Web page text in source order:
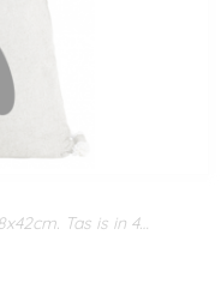
Tas is in 4…